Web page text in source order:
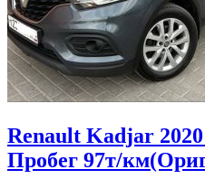
Renault Kadjar
Пробег 97т/